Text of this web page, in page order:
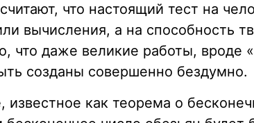
что настоящий тест на
вычисления, а на способность
что даже великие работы, вроде
созданы совершенно бездумно.
известное как теорема о